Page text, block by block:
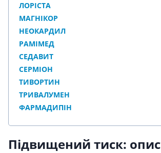
ЛОРІСТА
МАГНІКОР
НЕОКАРДИЛ
РАМІМЕД
СЕДАВИТ
СЕРМІОН
ТИВОРТИН
ТРИВАЛУМЕН
ФАРМАДИПІН
Підвищений тиск: опис